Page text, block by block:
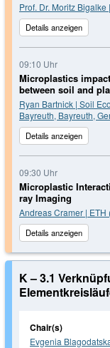
Prof. Dr. Moritz
Details anzeigen
09:10 Uhr
Microplastics
between soil and
Ryan Bartnick | Soil
Bayreuth, Bayreuth,
Details anzeigen
09:30 Uhr
Microplastic
ray Imaging
Andreas Cramer |
Details anzeigen
K – 3.1
Chair(s)
Evgenia